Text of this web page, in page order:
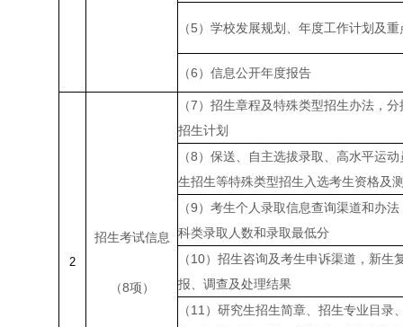
（5）学校发展规划、年度工作计划及
（6）信息公开年度报告
2
招生考试信息
（8项）
（7）招生章程及特殊类型招生办法，
招生计划
（8）保送、自主选拔录取、高水平运
生招生等特殊类型招生入选考生资格及
（9）考生个人录取信息查询渠道和办
科类录取人数和录取最低分
（10）招生咨询及考生申诉渠道，新生
报、调查及处理结果
（11 ）研究生招生简章、招生专业目录